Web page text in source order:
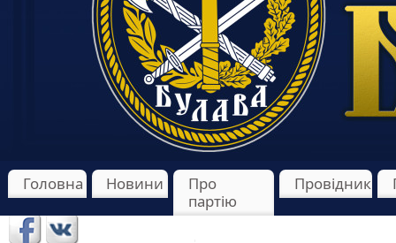
Головна Новини
Про
партію
Провідник